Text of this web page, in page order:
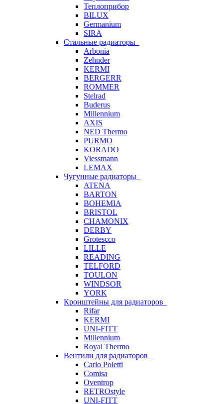
Теплоприбор
BILUX
Germanium
SIRA
Стальные радиаторы
Arbonia
Zehnder
KERMI
BERGERR
ROMMER
Stelrad
Buderus
Millennium
AXIS
NED Thermo
PURMO
KORADO
Viessmann
LEMAX
Чугунные радиаторы
ATENA
BARTON
BOHEMIA
BRISTOL
CHAMONIX
DERBY
Grotescco
LILLE
READING
TELFORD
TOULON
WINDSOR
YORK
Кронштейны для радиаторов
Rifar
KERMI
UNI-FITT
Millennium
Royal Thermo
Вентили для радиаторов
Carlo Poletti
Comisa
Oventrop
RETROstyle
UNI-FITT